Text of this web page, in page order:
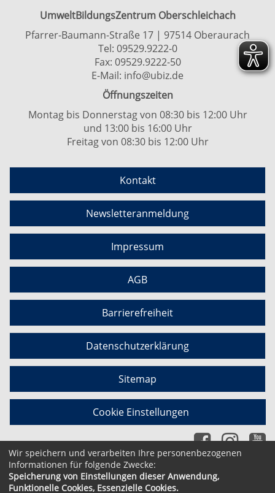
UmweltBildungsZentrum Oberschleichach
Pfarrer-Baumann-Straße 17 | 97514 Oberaurach
Tel: 09529.9222-0
Fax: 09529.9222-50
E-Mail: info@ubiz.de
Öffnungszeiten
Montag bis Donnerstag von 08:30 bis 12:00 Uhr
und 13:00 bis 16:00 Uhr
Freitag von 08:30 bis 12:00 Uhr
Kontakt
Newsletteranmeldung
Impressum
AGB
Barrierefreiheit
Datenschutzerklärung
Sitemap
Cookie Einstellungen
© 2026 Kubus Software GmbH
Wir speichern und verarbeiten Ihre personenbezogenen
Informationen für folgende Zwecke:
Speicherung von Einstellungen dieser Anwendung,
Funktionelle Cookies, Essenzielle Cookies.